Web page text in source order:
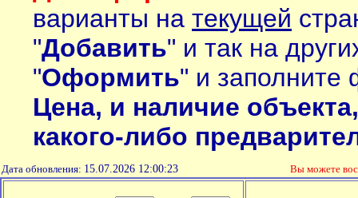
варианты на текущей
"Добавить" и так на
"Оформить" и заполните
Цена, и наличие
какого-либо
Дата обновления: 15.07.2026 12:00:23 Вы можете